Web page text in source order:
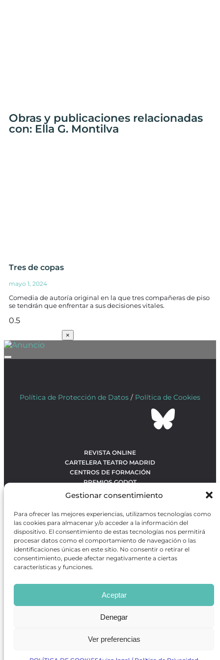
Gestionar consentimiento
Para ofrecer las mejores experiencias, utilizamos tecnologías como
las cookies para almacenar y/o acceder a la información del
dispositivo. El consentimiento de estas tecnologías nos permitirá
procesar datos como el comportamiento de navegación o las
identificaciones únicas en este sitio. No consentir o retirar el
consentimiento, puede afectar negativamente a ciertas
características y funciones.
Aceptar
Denegar
Ver preferencias
Obras y publicaciones relacionadas
con: Ella G. Montilva
Tres de copas
mayo 1, 2024
Comedia de autoría original en la que tres compañeras de piso
se tendrán que enfrentar a sus decisiones vitales.
×
Política de Protección de Datos / Política de Cookies
REVISTA ONLINE
CARTELERA TEATRO MADRID
CENTROS DE FORMACIÓN
PREMIOS GODOT
CONTACTO
OBRAS MÁS VOTADAS
RANKING MEJORES OBRAS
BÚSQUEDA AVANZADA DE OBRAS
Revista GODOTes una revista independiente especializada
en información sobre artes escénicas de Madrid, gratuita y
que se distribuye en espacios escénicos, además de otros
puntos de interés turístico y de ocio de la capital.